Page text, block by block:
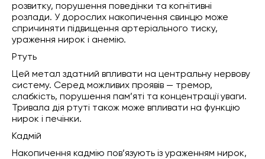
розвитку, порушення поведінки та когнітивні
розлади. У дорослих накопичення свинцю може
спричиняти підвищення артеріального тиску,
ураження нирок і анемію.
Ртуть
Цей метал здатний впливати на центральну нервову
систему. Серед можливих проявів — тремор,
слабкість, порушення пам’яті та концентрації уваги.
Тривала дія ртуті також може впливати на функцію
нирок і печінки.
Кадмій
Накопичення кадмію пов’язують із ураженням нирок,